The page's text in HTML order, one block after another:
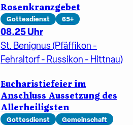
Rosenkranzgebet
Gottesdienst 65+
08.25 Uhr
St. Benignus (Pfäffikon -
Fehraltorf - Russikon - Hittnau)
Eucharistiefeier im
Anschluss Aussetzung des
Allerheiligsten
Gottesdienst Gemeinschaft